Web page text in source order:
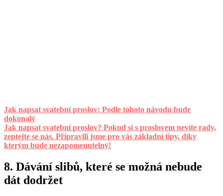
Jak napsat svatební proslov: Podle tohoto návodu bude
dokonalý
Jak napsat svatební proslov? Pokud si s proslovem nevíte rady,
zeptejte se nás. Připravili jsme pro vás základní tipy, díky
kterým bude nezapomenutelný!
8. Dávání slibů, které se možná nebude
dát dodržet